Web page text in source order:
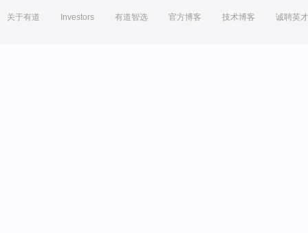
关于有道 Investors 有道智选 官方博客 技术博客 诚聘英才